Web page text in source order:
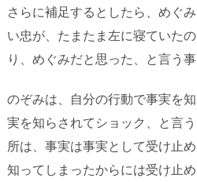
さらに補足するとしたら、めぐ
い忠が、たまたま左に寝ていた
り、めぐみだと思った、と言う事
のぞみは、自分の行動で事実を
実を知らされてショック、と言
所は、事実は事実として受け止
知ってしまったからには受け止